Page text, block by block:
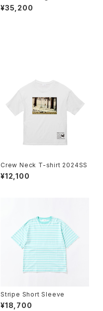
¥35,200
Crew Neck T-shirt 2024SS
¥12,100
Stripe Short Sleeve
¥18,700